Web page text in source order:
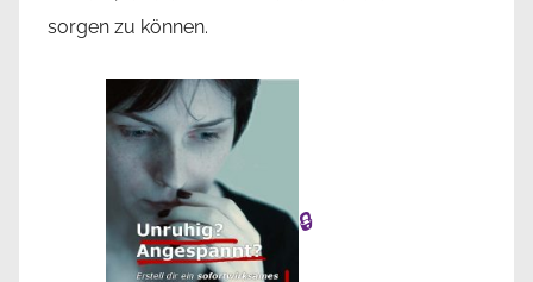
sorgen zu können.
🔒